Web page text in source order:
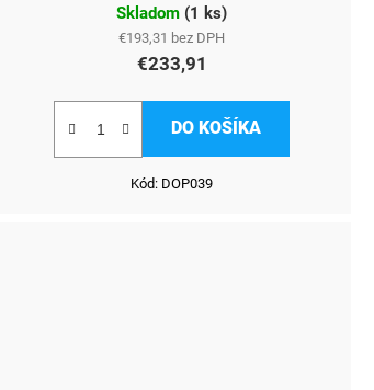
Skladom (1 ks)
€193,31 bez DPH
€233,91
DO KOŠÍKA
Kód: DOP039